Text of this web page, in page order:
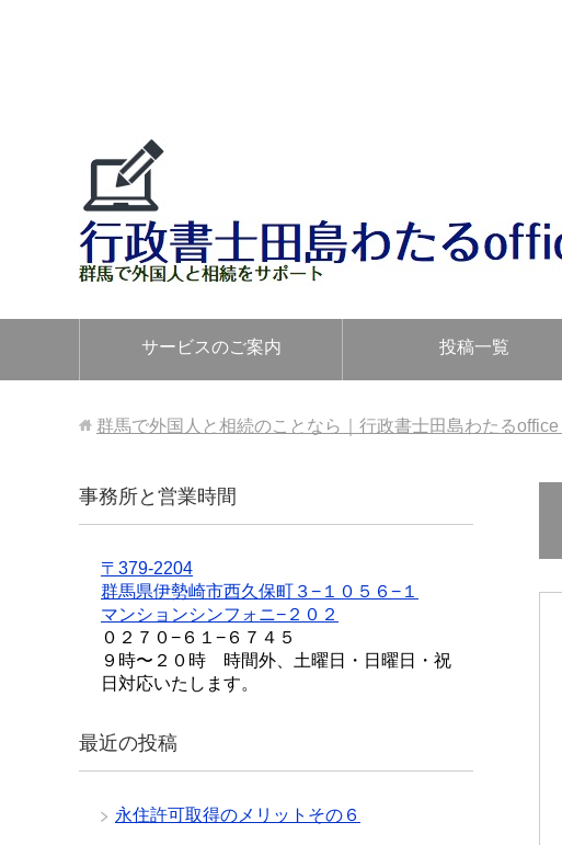
サービスのご案内 投稿一覧
群馬で外国人と相続のことなら｜行政書士田島わたるoffice
事務所と営業時間
〒379-2204
群馬県伊勢崎市西久保町３−１０５６−１
マンションシンフォニ−２０２
０２７０−６１−６７４５
９時〜２０時 時間外、土曜日・日曜日・祝
日対応いたします。
最近の投稿
永住許可取得のメリットその６